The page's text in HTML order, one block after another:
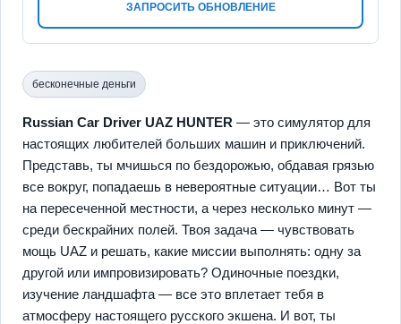
ЗАПРОСИТЬ ОБНОВЛЕНИЕ
бесконечные деньги
Russian Car Driver UAZ HUNTER — это симулятор для
настоящих любителей больших машин и приключений.
Представь, ты мчишься по бездорожью, обдавая грязью
все вокруг, попадаешь в невероятные ситуации… Вот ты
на пересеченной местности, а через несколько минут —
среди бескрайних полей. Твоя задача — чувствовать
мощь UAZ и решать, какие миссии выполнять: одну за
другой или импровизировать? Одиночные поездки,
изучение ландшафта — все это вплетает тебя в
атмосферу настоящего русского экшена. И вот, ты